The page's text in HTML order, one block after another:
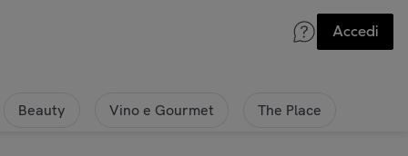
Accedi
Beauty Vino e Gourmet The Place